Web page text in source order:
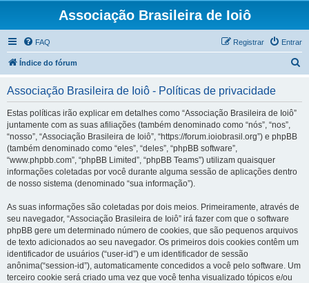
Associação Brasileira de Ioiô
FAQ Entrar
Registrar
Índice do fórum
Associação Brasileira de Ioiô - Políticas de privacidade
Estas políticas irão explicar em detalhes como “Associação Brasileira de Ioiô”
juntamente com as suas afiliações (também denominado como “nós”, “nos”,
“nosso”, “Associação Brasileira de Ioiô”, “https://forum.ioiobrasil.org”) e phpBB
(também denominado como “eles”, “deles”, “phpBB software”,
“www.phpbb.com”, “phpBB Limited”, “phpBB Teams”) utilizam quaisquer
informações coletadas por você durante alguma sessão de aplicações dentro
de nosso sistema (denominado “sua informação”).
As suas informações são coletadas por dois meios. Primeiramente, através de
seu navegador, “Associação Brasileira de Ioiô” irá fazer com que o software
phpBB gere um determinado número de cookies, que são pequenos arquivos
de texto adicionados ao seu navegador. Os primeiros dois cookies contêm um
identificador de usuários (“user-id”) e um identificador de sessão
anônima(“session-id”), automaticamente concedidos a você pelo software. Um
terceiro cookie será criado uma vez que você tenha visualizado tópicos e/ou